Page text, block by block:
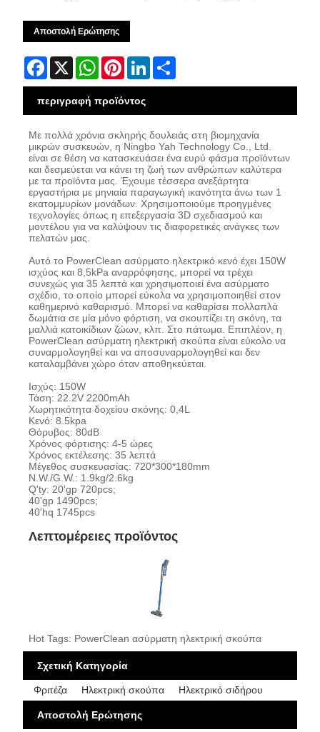
Αποστολή Ερώτησης
Facebook
X WhatsApp
PinterestLinkedIn
περιγραφή προϊόντος
Με πολλά χρόνια σκληρής δουλειάς στη βιομηχανία
μικρών συσκευών, η Ningbo Yah Technology Co., Ltd.
είναι σε θέση να κατασκευάσει ένα ευρύ φάσμα προϊόντων
και δεσμεύεται να κάνει τη ζωή των ανθρώπων καλύτερα
με τα προϊόντα μας. Έχουμε τέσσερα ανεξάρτητα
εργαστήρια με μηνιαία παραγωγική ικανότητα άνω των 1
εκατομμυρίων μονάδων. Χρησιμοποιούμε προηγμένες
τεχνολογίες όπως η επεξεργασία 3D σχεδιασμού και
μοντέλου για να καλύψουν τις διαφορετικές ανάγκες των
πελατών μας.
Αυτό το PowerClean ασύρματο ηλεκτρικό κενό έχει 150W
ισχύος και 8,5kPa αναρρόφησης, μπορεί να τρέχει
συνεχώς για 35 λεπτά και χρησιμοποιεί ένα ασύρματο
σχέδιο, το οποίο μπορεί εύκολα να χρησιμοποιηθεί στον
καθημερινό καθαρισμό. Μπορεί να καθαρίσει πολλαπλά
δωμάτια σε μία μόνο φόρτιση, να σκουπίζει τη σκόνη, τα
μαλλιά κατοικίδιων ζώων, κλπ. Στο πάτωμα. Επιπλέον, η
PowerClean ασύρματη ηλεκτρική σκούπα είναι εύκολο να
συναρμολογηθεί και να αποσυναρμολογηθεί και δεν
καταλαμβάνει χώρο όταν αποθηκεύεται.
Ισχύς: 150W
Τάση: 22.2V 2200mAh
Χωρητικότητα δοχείου σκόνης: 0,4L
Κενό: 8.5kpa
Θόρυβος: 80dB
Χρόνος φόρτισης: 4-5 ώρες
Χρόνος εκτέλεσης: 35 λεπτά
Μέγεθος συσκευασίας: 720*300*180mm
N.W./G.W.: 1.9kg/2.6kg
Q'ty: 20'gp 720pcs;
40'gp 1490pcs;
40'hq 1745pcs
Λεπτομέρειες προϊόντος
Hot Tags: PowerClean ασύρματη ηλεκτρική σκούπα
Σχετική Κατηγορία
Φριτέζα Ηλεκτρική σκούπα Ηλεκτρικό σιδήρου
Αποστολή Ερώτησης